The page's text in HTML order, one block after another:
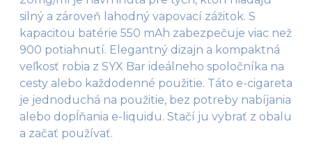
silný a zároveň lahodný vapovací zážitok. S
kapacitou batérie 550 mAh zabezpečuje viac než
900 potiahnutí. Elegantný dizajn a kompaktná
veľkosť robia z SYX Bar ideálneho spoločníka na
cesty alebo každodenné použitie. Táto e-cigareta
je jednoduchá na použitie, bez potreby nabíjania
alebo dopĺňania e-liquidu. Stačí ju vybrať z obalu
a začať používať.